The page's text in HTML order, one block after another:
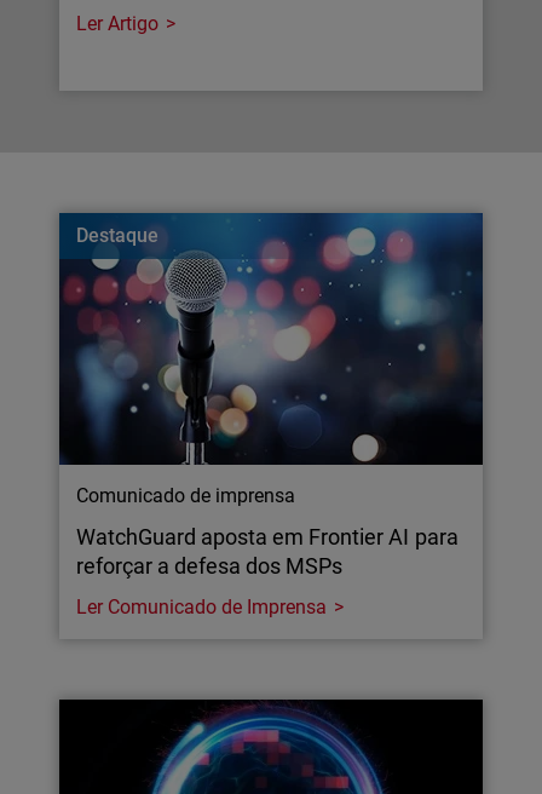
Ler Artigo
Destaque
Comunicado de imprensa
WatchGuard aposta em Frontier AI para
reforçar a defesa dos MSPs
Ler Comunicado de Imprensa